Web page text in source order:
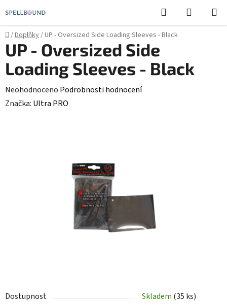
na
obsah
Hledat
KOŠÍK
Domů
/Doplňky/UP - Oversized Side Loading Sleeves - Black
Dostupnost Skladem (35 ks)
UP - Oversized Side
Loading Sleeves - Black
Průměrné
hodnocení
Neohodnoceno Podrobnosti hodnocení
Značka: Ultra PRO